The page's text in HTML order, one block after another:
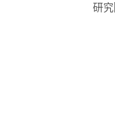
研